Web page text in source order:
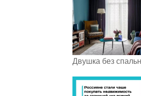
Двушка без